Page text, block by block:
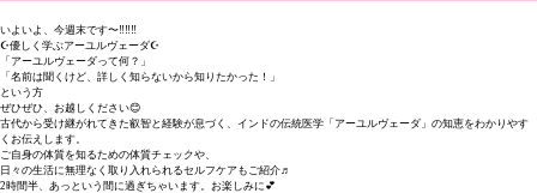
いよいよ、今週末です〜‼️‼️‼️
☪️優しく学ぶアーユルヴェーダ☪️
「アーユルヴェーダって何？」
「名前は聞くけど、詳しく知らないから知りたかった！」
という方
ぜひぜひ、お越しください😊
古代から受け継がれてきた叡智と経験が息づく、インドの伝統医学「アーユルヴェーダ」の知恵をわかりやす
くお伝えします。
ご自身の体質を知るための体質チェックや、
日々の生活に無理なく取り入れられるセルフケアもご紹介♬
2時間半、あっという間に過ぎちゃいます。お楽しみに💕